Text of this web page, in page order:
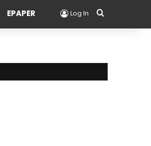
EPAPER Log In Search for